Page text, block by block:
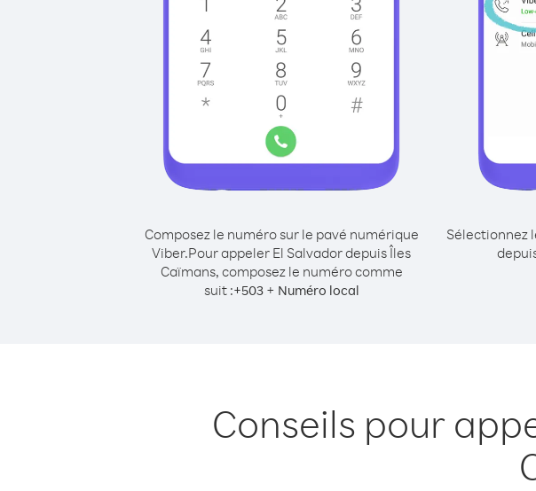
Composez le numéro sur le pavé numérique
Viber.Pour appeler El Salvador depuis Îles
Caïmans, composez le numéro comme
suit :+503+ Numéro local
Sélectionnez
Conseils pour